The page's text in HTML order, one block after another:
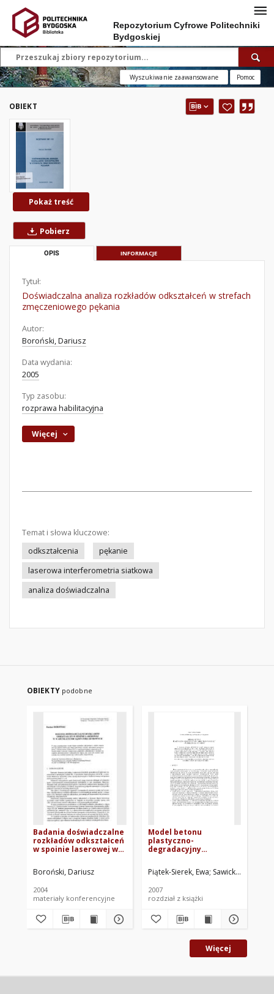
Repozytorium Cyfrowe Politechniki
Bydgoskiej
Wyszukiwanie zaawansowane Pomoc
OBIEKT
Pokaż treść
Pobierz
OPIS INFORMACJE
Tytuł:
Doświadczalna analiza rozkładów odkształceń w strefach
zmęczeniowego pękania
Autor:
Boroński, Dariusz
Data wydania:
2005
Typ zasobu:
rozprawa habilitacyjna
Więcej
Temat i słowa kluczowe:
odkształcenia
pękanie
laserowa interferometria siatkowa
analiza doświadczalna
OBIEKTY podobne
Badania doświadczalne
rozkładów odkształceń
w spoinie laserowej w
zmęczeniowych
Boroński, Dariusz
2004
materiały konferencyjne
Model betonu
plastyczno-
degradacyjny
przegląd zagadnienia
Piątek-Sierek, Ewa Sawicki, Jerzy
2007
rozdział z książki
Więcej